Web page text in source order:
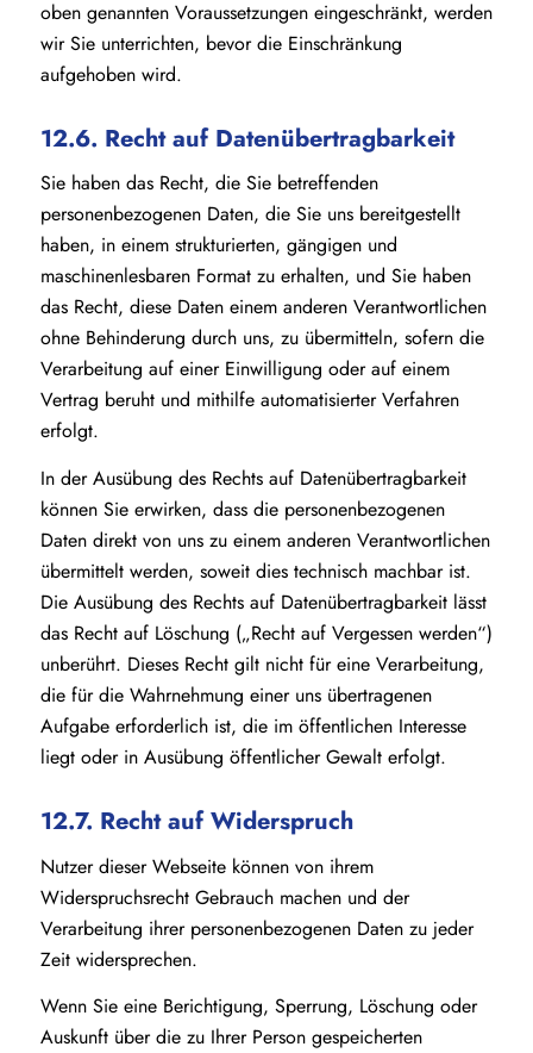
oben genannten Voraussetzungen eingeschränkt, werden
wir Sie unterrichten, bevor die Einschränkung
aufgehoben wird.
12.6. Recht auf Datenübertragbarkeit
Sie haben das Recht, die Sie betreffenden
personenbezogenen Daten, die Sie uns bereitgestellt
haben, in einem strukturierten, gängigen und
maschinenlesbaren Format zu erhalten, und Sie haben
das Recht, diese Daten einem anderen Verantwortlichen
ohne Behinderung durch uns, zu übermitteln, sofern die
Verarbeitung auf einer Einwilligung oder auf einem
Vertrag beruht und mithilfe automatisierter Verfahren
erfolgt.
In der Ausübung des Rechts auf Datenübertragbarkeit
können Sie erwirken, dass die personenbezogenen
Daten direkt von uns zu einem anderen Verantwortlichen
übermittelt werden, soweit dies technisch machbar ist.
Die Ausübung des Rechts auf Datenübertragbarkeit lässt
das Recht auf Löschung („Recht auf Vergessen werden“)
unberührt. Dieses Recht gilt nicht für eine Verarbeitung,
die für die Wahrnehmung einer uns übertragenen
Aufgabe erforderlich ist, die im öffentlichen Interesse
liegt oder in Ausübung öffentlicher Gewalt erfolgt.
12.7. Recht auf Widerspruch
Nutzer dieser Webseite können von ihrem
Widerspruchsrecht Gebrauch machen und der
Verarbeitung ihrer personenbezogenen Daten zu jeder
Zeit widersprechen.
Wenn Sie eine Berichtigung, Sperrung, Löschung oder
Auskunft über die zu Ihrer Person gespeicherten